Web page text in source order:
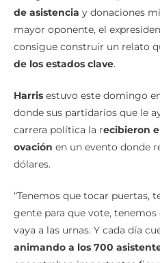
de asistencia y donaciones
mayor oponente, el
consigue construir un relato
de los estados clave.
Harris estuvo este domingo
donde sus partidarios que le
carrera política la recibieron
ovación en un evento donde
dólares.
“Tenemos que tocar puertas,
gente para que vote,
vaya a las urnas. Y cada día
animando a los 700